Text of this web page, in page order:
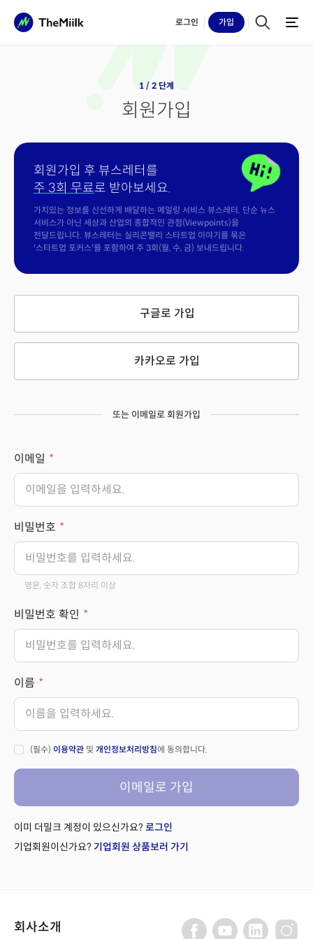
로그인 가입
1 / 2 단계
회원가입
회원가입 후 뷰스레터를
주 3회 무료로 받아보세요.
가치있는 정보를 신선하게 배달하는 메일링 서비스 뷰스레터. 단순 뉴스
서비스가 아닌 세상과 산업의 종합적인 관점(Viewpoints)을
전달드립니다. 뷰스레터는 실리콘밸리 스타트업 이야기를 묶은
'스타트업 포커스'를 포함하여 주 3회(월, 수, 금) 보내드립니다.
구글로 가입
카카오로 가입
또는 이메일로 회원가입
이메일
비밀번호
영문, 숫자 조합 8자리 이상
비밀번호 확인
이름
(필수) 이용약관 및 개인정보처리방침에 동의합니다.
이메일로 가입
이미 더밀크 계정이 있으신가요? 로그인
기업회원이신가요? 기업회원 상품보러 가기
회사소개